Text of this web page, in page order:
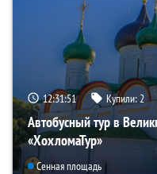
12:31:50 Купили:2
Автобусный тур в
«ХохломаТур»
Сенная площадь